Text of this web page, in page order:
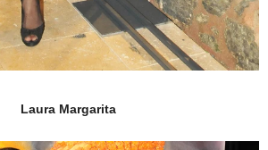
Laura Margarita